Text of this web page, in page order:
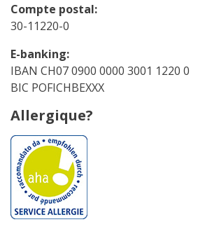
Compte postal:
30-11220-0
E-banking:
IBAN CH07 0900 0000 3001 1220 0
BIC POFICHBEXXX
Allergique?